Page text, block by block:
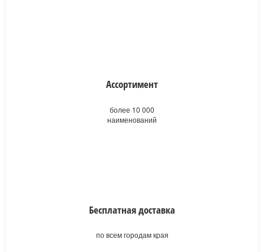
Ассортимент
более 10 000
наименований
Бесплатная доставка
по всем городам края